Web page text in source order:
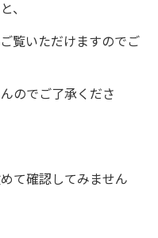
、
覧いただけますのでご
のでご了承くださ
て確認してみません